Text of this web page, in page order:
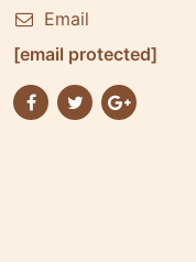
Email
[email protected]